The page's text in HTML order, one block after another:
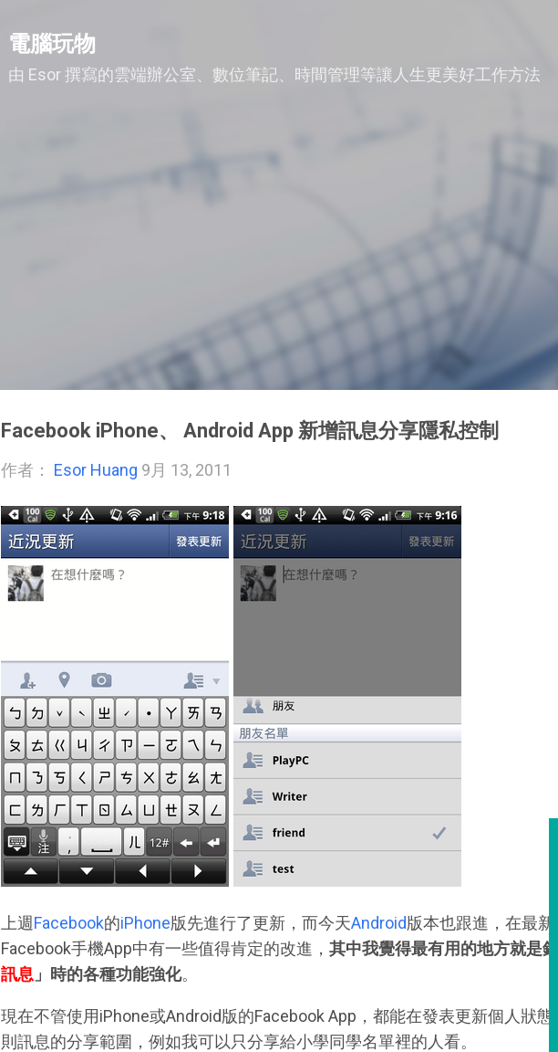
電腦玩物
由 Esor 撰寫的雲端辦公室、數位筆記、時間管理等讓人生更美好工作方法
Facebook iPhone、 Android App 新增訊息分享隱私控制
作者： Esor Huang 9月 13, 2011
上週Facebook的iPhone版先進行了更新，而今天Android版本也跟進，在最新
Facebook手機App中有一些值得肯定的改進， 其中我覺得最有用的地方就是
訊息 」時的各種功能強化。
現在不管使用iPhone或Android版的Facebook App，都能在發表更新個人狀
則訊息的分享範圍，例如我可以只分享給小學同學名單裡的人看。